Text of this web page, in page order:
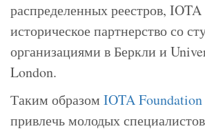
распределенных реестров, IOTA
историческое партнерство со
организациями в Беркли и
London.
Таким образом IOTA Foundation
привлечь молодых